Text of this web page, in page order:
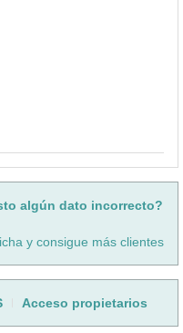
algún dato incorrecto?
y consigue más clientes
Acceso propietarios